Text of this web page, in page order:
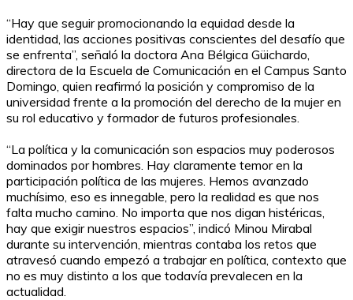
“Hay que seguir promocionando la equidad desde la
identidad, las acciones positivas conscientes del desafío que
se enfrenta”, señaló la doctora Ana Bélgica Güichardo,
directora de la Escuela de Comunicación en el Campus Santo
Domingo, quien reafirmó la posición y compromiso de la
universidad frente a la promoción del derecho de la mujer en
su rol educativo y formador de futuros profesionales.
“La política y la comunicación son espacios muy poderosos
dominados por hombres. Hay claramente temor en la
participación política de las mujeres. Hemos avanzado
muchísimo, eso es innegable, pero la realidad es que nos
falta mucho camino. No importa que nos digan histéricas,
hay que exigir nuestros espacios”, indicó Minou Mirabal
durante su intervención, mientras contaba los retos que
atravesó cuando empezó a trabajar en política, contexto que
no es muy distinto a los que todavía prevalecen en la
actualidad.